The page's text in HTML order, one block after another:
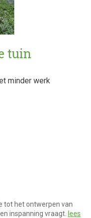
tuin
minder werk
tot het ontwerpen van
inspanning vraagt. lees